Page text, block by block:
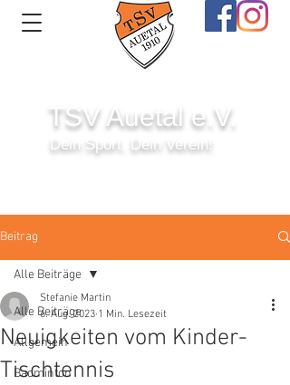
TSV Auetal e.V.
Dein Sport. Dein Verein!
Beitrag
Alle Beiträge
Allgemein
Badminton
Alle Beiträge
Neuigkeiten vom Kinder-
Tischtennis
Stefanie Martin
6. Aug. 2023 1 Min. Lesezeit